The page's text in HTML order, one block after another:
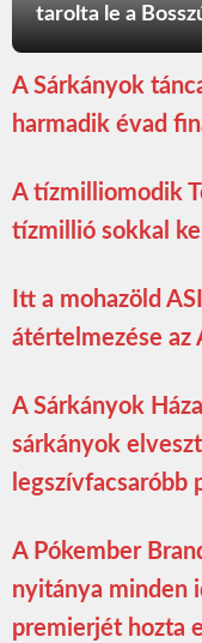
tarolta le a
A Sárkányok
harmadik évad
A tízmilliomodik
tízmillió sokkal
Itt a mohazöld
átértelmezése az
A Sárkányok
sárkányok
legszívfacsaróbb
A Pókember
nyitánya minden
premierjét hozta el